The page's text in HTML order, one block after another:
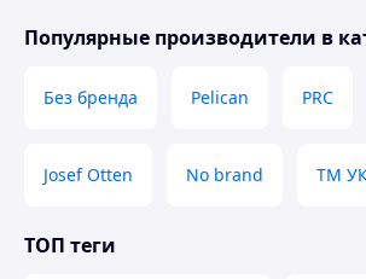
Популярные производители в
Без бренда Pelican PRC
Josef Otten No brand ТМ
ТОП теги